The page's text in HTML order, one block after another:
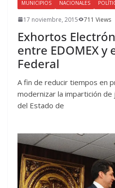
MUNICIPIOS NACIONALES
17 noviembre, 2015 711 Views
Exhortos
entre EDOMEX y
Federal
A fin de reducir tiempos en
modernizar la impartición de
del Estado de